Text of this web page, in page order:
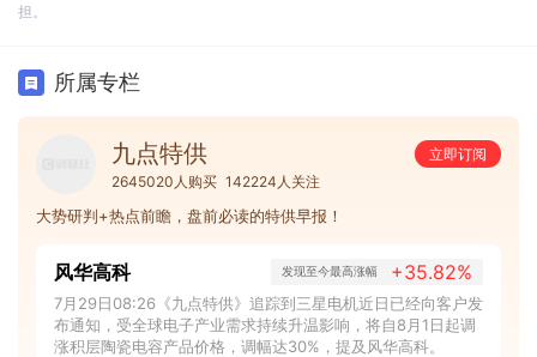
担。
所属专栏
九点特供
立即订阅
2645020人购买 142224人关注
大势研判+热点前瞻，盘前必读的特供早报！
风华高科 发现至今最高涨幅 +35.82%
7月29日08:26《九点特供》追踪到三星电机近日已经向客户发
布通知，受全球电子产业需求持续升温影响，将自8月1日起调
涨积层陶瓷电容产品价格，调幅达30%，提及风华高科。